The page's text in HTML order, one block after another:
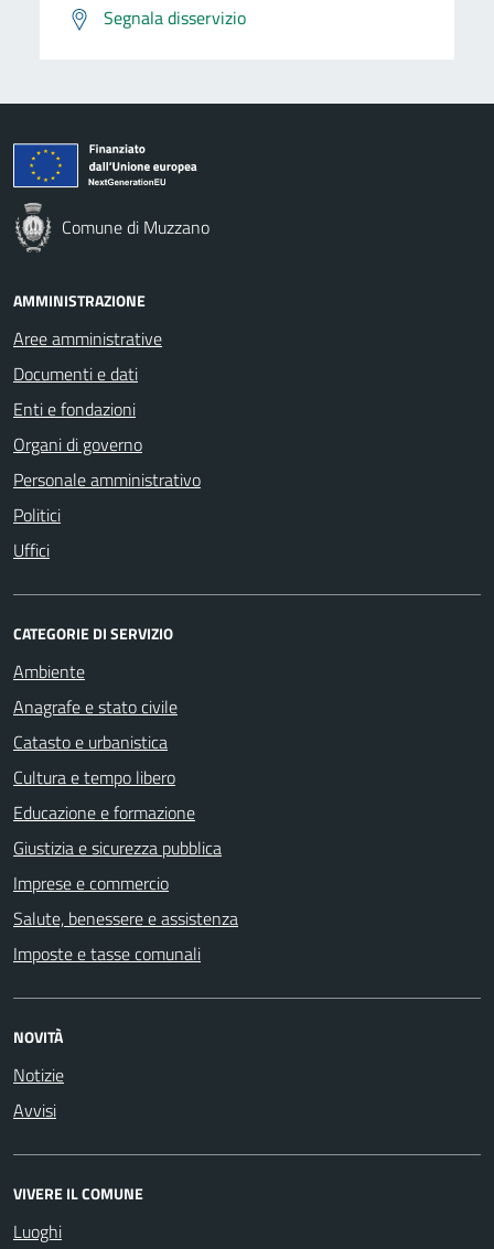
Segnala disservizio
Comune di Muzzano
AMMINISTRAZIONE
Aree amministrative
Documenti e dati
Enti e fondazioni
Organi di governo
Personale amministrativo
Politici
Uffici
CATEGORIE DI SERVIZIO
Ambiente
Anagrafe e stato civile
Catasto e urbanistica
Cultura e tempo libero
Educazione e formazione
Giustizia e sicurezza pubblica
Imprese e commercio
Salute, benessere e assistenza
Imposte e tasse comunali
NOVITÀ
Notizie
Avvisi
VIVERE IL COMUNE
Luoghi